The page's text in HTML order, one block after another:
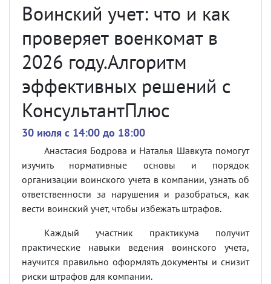
Воинский учет: что и как
проверяет военкомат в
2026 году.Алгоритм
эффективных решений с
КонсультантПлюс
30 июля c 14:00 до 18:00
Анастасия Бодрова и Наталья Шавкута помогут
изучить нормативные основы и порядок
организации воинского учета в компании, узнать об
ответственности за нарушения и разобраться, как
вести воинский учет, чтобы избежать штрафов.
Каждый участник практикума получит
практические навыки ведения воинского учета,
научится правильно оформлять документы и снизит
риски штрафов для компании.